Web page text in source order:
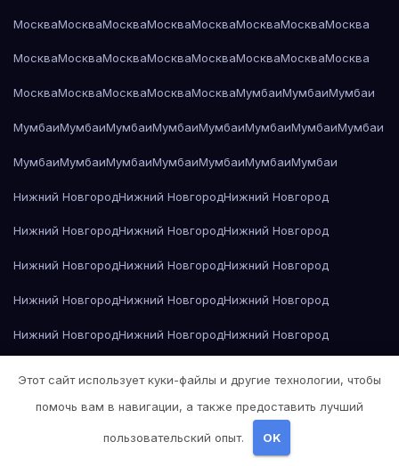
МоскваМоскваМоскваМоскваМоскваМоскваМоскваМосква
МоскваМоскваМоскваМоскваМоскваМоскваМоскваМосква
МоскваМоскваМоскваМоскваМоскваМумбаиМумбаиМумбаи
МумбаиМумбаиМумбаиМумбаиМумбаиМумбаиМумбаиМумбаи
МумбаиМумбаиМумбаиМумбаиМумбаиМумбаиМумбаи
Нижний НовгородНижний НовгородНижний Новгород
Нижний НовгородНижний НовгородНижний Новгород
Нижний НовгородНижний НовгородНижний Новгород
Нижний НовгородНижний НовгородНижний Новгород
Нижний НовгородНижний НовгородНижний Новгород
Нижний Новгород Николай Гоголь — Мёртвые души
Николай Гоголь — Мёртвые души
Этот сайт использует куки-файлы и другие технологии, чтобы
помочь вам в навигации, а также предоставить лучший
пользовательский опыт. OK